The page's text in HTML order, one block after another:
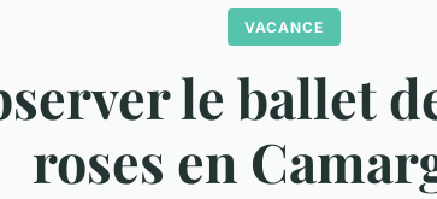
VACANCE
le ballet
roses en